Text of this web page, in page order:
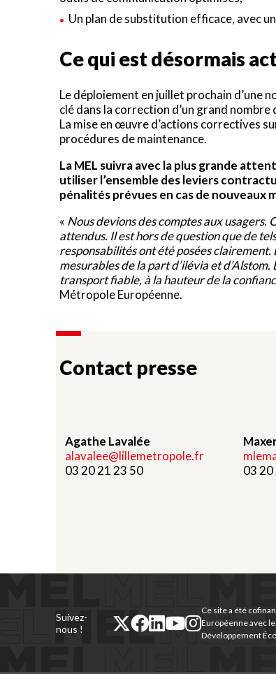
Un plan de substitution efficace, avec
Ce qui est désormais
Le déploiement en juillet prochain d’une
clé dans la correction d’un grand
La mise en œuvre d’actions correctives
procédures de maintenance.
La MEL suivra avec la plus grande
utiliser l’ensemble des leviers
pénalités prévues en cas de nouveaux
« Nous devions des comptes aux usagers.
attendus. Il est hors de question que de
responsabilités ont été posées
mesurables de la part d’ilévia et
transport fiable, à la hauteur de la
Métropole Européenne.
Contact presse
Agathe Lavalée
alavalee@lillemetropole.fr
03 20 21 23 50
03 20
Suivez-
nous !
twitter
facebook
(nouvelle
linkedin
(nouvelle
youtube
(nouvelle
instagram
(nouvelle
Ce site a été
Européenne avec
Développement